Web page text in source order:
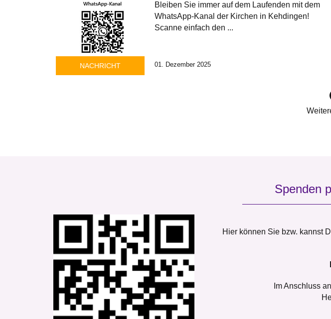
Bleiben Sie immer auf dem Laufenden mit dem
WhatsApp-Kanal der Kirchen in Kehdingen!
Scanne einfach den ...
NACHRICHT 01. Dezember 2025
Spenden
Hier können Sie bzw. kannst
Im Anschluss